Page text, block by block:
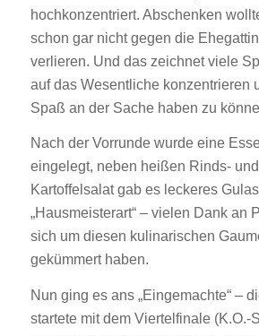
hochkonzentriert. Abschenken
schon gar nicht gegen die
verlieren. Und das zeichnet viele
auf das Wesentliche konzentrieren
Spaß an der Sache haben zu
Nach der Vorrunde wurde eine
eingelegt, neben heißen Rinds-
Kartoffelsalat gab es leckeres
„Hausmeisterart“ – vielen Dank an
sich um diesen kulinarischen
gekümmert haben.
Nun ging es ans „Eingemachte“ –
startete mit dem Viertelfinale (K.O.-